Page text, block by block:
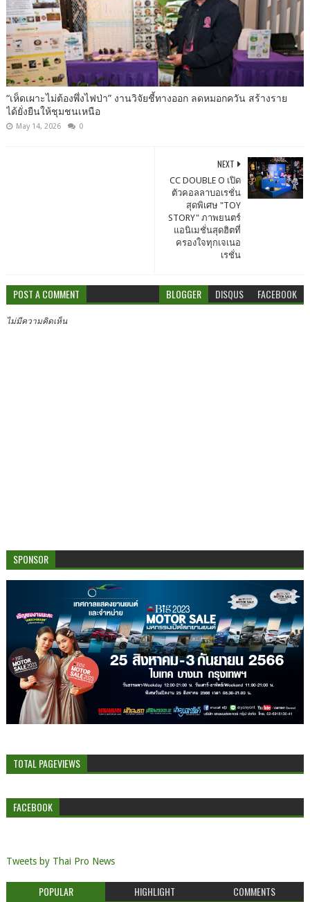
“เห็ดเผาะไม่ต้องพึ่งไฟป่า” งานวิจัยชี้ทางออก ลดหมอกควัน สร้างราย
ได้ยั่งยืนให้ชุมชนเหนือ
May 14, 2026 0
NEXT
CC DOUBLE O เปิด
ตัวคอลลาบอเรชั่น
สุดพิเศษ "TOY
STORY" ภาพยนตร์
แอนิเมชั่นสุดฮิตที่
ครองใจทุกเจเนอ
เรชั่น
POST A COMMENT BLOGGER DISQUS FACEBOOK
ไม่มีความคิดเห็น
SPONSOR
TOTAL PAGEVIEWS
FACEBOOK
Tweets by Thai Pro News
POPULAR HIGHLIGHT COMMENTS